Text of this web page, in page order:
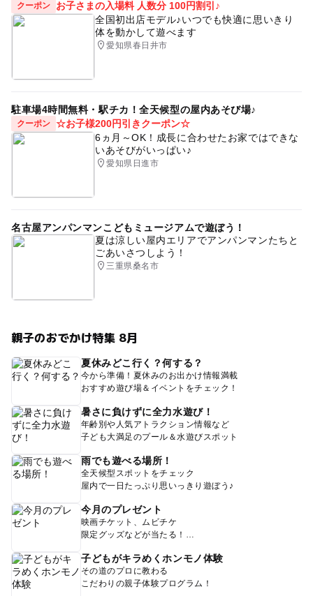
クーポン
お子さまの入場料 人数分 100円割引♪
全国初出店モデル♪いつでも快適に思いきり
体を動かして遊べます
愛知県春日井市
駐車場4時間無料・駅チカ！全天候型の屋内あそび場♪
クーポン ☆お子様200円引きクーポン☆
6ヵ月～OK！成長に合わせたお家ではできな
いあそびがいっぱい♪
愛知県日進市
名古屋アンパンマンこどもミュージアムで遊ぼう！
夏は涼しい屋内エリアでアンパンマンたちと
ごあいさつしよう！
三重県桑名市
親子のおでかけ特集 8月
夏休みどこ行く？何する？
今から準備！夏休みのお出かけ情報満載
おすすめ遊び場＆イベントをチェック！
暑さに負けずに全力水遊び！
年齢別や人気アトラクション情報など
子ども大満足のプール＆水遊びスポット
雨でも遊べる場所！
全天候型スポットをチェック
屋内で一日たっぷり思いっきり遊ぼう♪
今月のプレゼント
映画チケット、ムビチケ
限定グッズなどが当たる！
子どもがキラめくホンモノ体験
その道のプロに教わる
こだわりの親子体験プログラム！